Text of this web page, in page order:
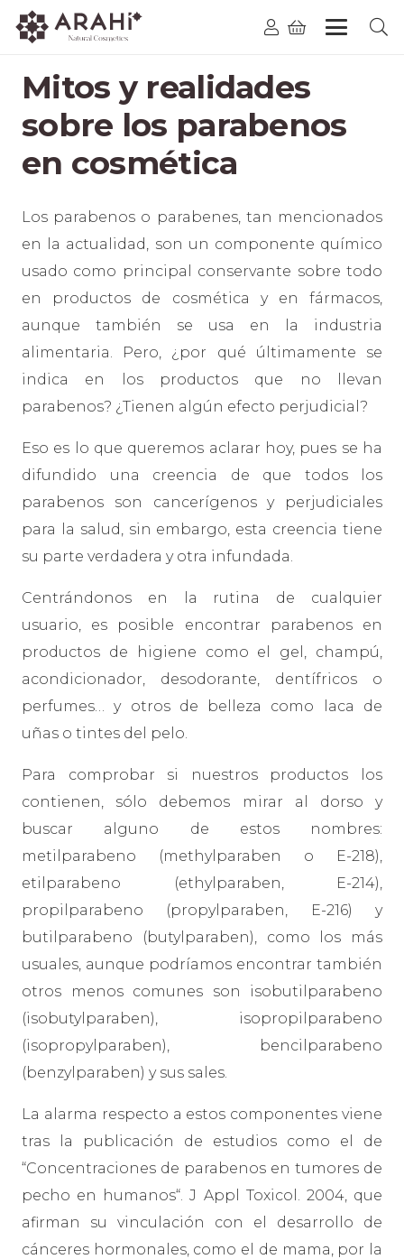
Mitos y realidades
sobre los parabenos
en cosmética
Los parabenos o parabenes, tan mencionados
en la actualidad, son un componente químico
usado como principal conservante sobre todo
en productos de cosmética y en fármacos,
aunque también se usa en la industria
alimentaria. Pero, ¿por qué últimamente se
indica en los productos que no llevan
parabenos? ¿Tienen algún efecto perjudicial?
Eso es lo que queremos aclarar hoy, pues se ha
difundido una creencia de que todos los
parabenos son cancerígenos y perjudiciales
para la salud, sin embargo, esta creencia tiene
su parte verdadera y otra infundada.
Centrándonos en la rutina de cualquier
usuario, es posible encontrar parabenos en
productos de higiene como el gel, champú,
acondicionador, desodorante, dentífricos o
perfumes… y otros de belleza como laca de
uñas o tintes del pelo.
Para comprobar si nuestros productos los
contienen, sólo debemos mirar al dorso y
buscar alguno de estos nombres:
metilparabeno (methylparaben o E-218),
etilparabeno (ethylparaben, E-214),
propilparabeno (propylparaben, E-216) y
butilparabeno (butylparaben), como los más
usuales, aunque podríamos encontrar también
otros menos comunes son isobutilparabeno
(isobutylparaben), isopropilparabeno
(isopropylparaben), bencilparabeno
(benzylparaben) y sus sales.
La alarma respecto a estos componentes viene
tras la publicación de estudios como el de
“Concentraciones de parabenos en tumores de
pecho en humanos“. J Appl Toxicol. 2004, que
afirman su vinculación con el desarrollo de
cánceres hormonales, como el de mama, por la